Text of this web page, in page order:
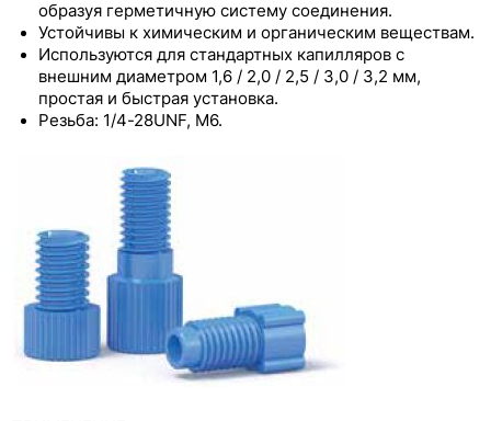
Сервис и ремонт
О компании
образуя герметичную систему соединения.
Устойчивы к химическим и органическим веществам.
Используются для стандартных капилляров с
внешним диаметром 1,6 / 2,0 / 2,5 / 3,0 / 3,2 мм,
простая и быстрая установка.
Резьба: 1/4-28UNF, M6.
Капилляры Runze
Фитинги Runze из PEEK
Переходники Runze из PEEK с внутренней
Фитинги Runze из PP, PTFE, PPS и других
полимерных материалов
Фланцевые фитинги из полипропилена
Фланцевые фитинги из PPS и PP с прижимной
шайбой
Фланцевые фитинги из полипропилена с
прижимной шайбой и силиконовой трубкой